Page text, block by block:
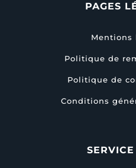
PAGES
Mentions
Politique de
Politique de
Conditions